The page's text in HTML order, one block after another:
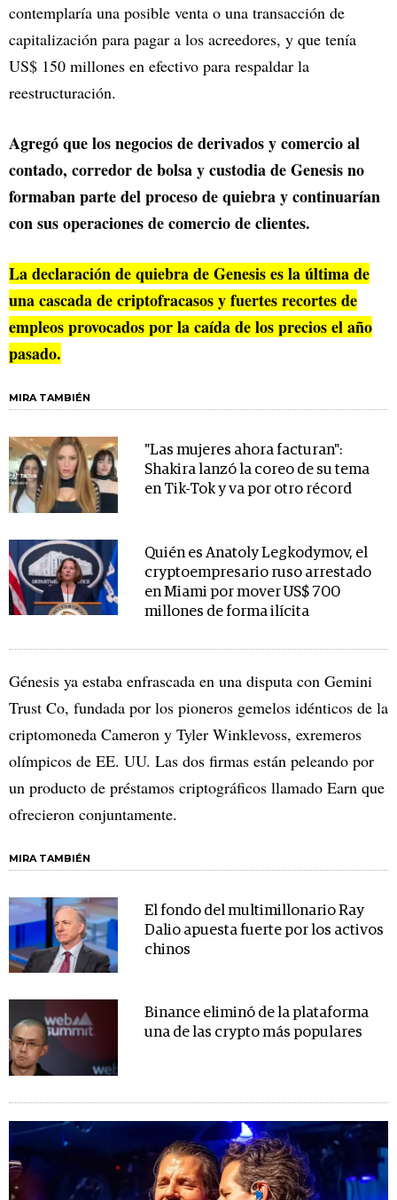
contemplaría una posible venta o una transacción de
capitalización para pagar a los acreedores, y que tenía
US$ 150 millones en efectivo para respaldar la
reestructuración.
Agregó que los negocios de derivados y comercio al
contado, corredor de bolsa y custodia de Genesis no
formaban parte del proceso de quiebra y continuarían
con sus operaciones de comercio de clientes.
La declaración de quiebra de Genesis es la última de
una cascada de criptofracasos y fuertes recortes de
empleos provocados por la caída de los precios el año
pasado.
MIRA TAMBIÉN
"Las mujeres ahora facturan":
Shakira lanzó la coreo de su tema
en Tik-Tok y va por otro récord
Quién es Anatoly Legkodymov, el
cryptoempresario ruso arrestado
en Miami por mover US$ 700
millones de forma ilícita
Génesis ya estaba enfrascada en una disputa con Gemini
Trust Co, fundada por los pioneros gemelos idénticos de la
criptomoneda Cameron y Tyler Winklevoss, exremeros
olímpicos de EE. UU. Las dos firmas están peleando por
un producto de préstamos criptográficos llamado Earn que
ofrecieron conjuntamente.
MIRA TAMBIÉN
El fondo del multimillonario Ray
Dalio apuesta fuerte por los activos
chinos
Binance eliminó de la plataforma
una de las crypto más populares